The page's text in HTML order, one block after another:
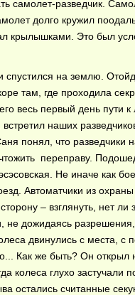
самолет-разведчик.
долго кружил
крылышками. Это был
спустился на землю.
там, где проходила
весь первый день
наших
понял, что разведчики
переправу.
Не иначе как
Автоматчики из
– взглянуть, нет
не дожидаясь
двинулись с места,
Как же быть? Он открыл
колеса глухо
остались считанные